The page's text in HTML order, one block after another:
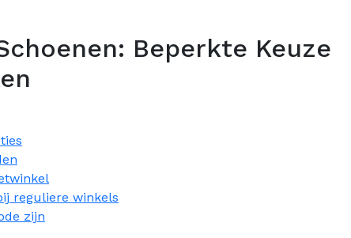
Beperkte Keuze
reguliere winkels
zijn